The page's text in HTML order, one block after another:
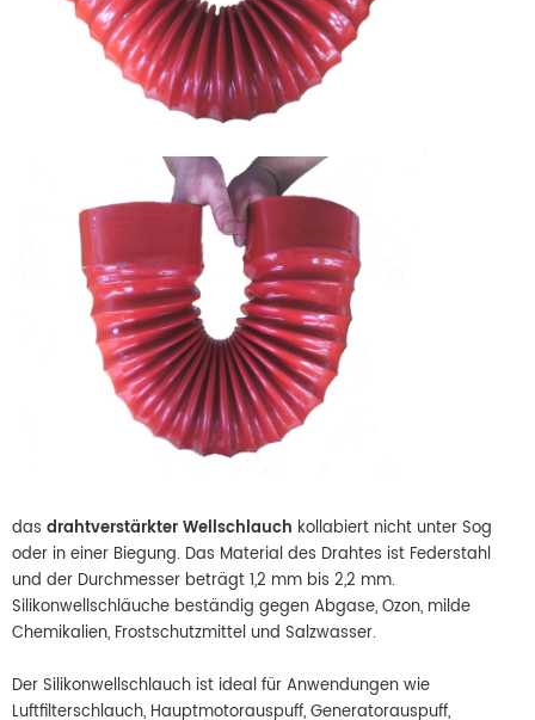
das drahtverstärkter Wellschlauch kollabiert nicht unter Sog
oder in einer Biegung. Das Material des Drahtes ist Federstahl
und der Durchmesser beträgt 1,2 mm bis 2,2 mm.
Silikonwellschläuche beständig gegen Abgase, Ozon, milde
Chemikalien, Frostschutzmittel und Salzwasser.
Der Silikonwellschlauch ist ideal für Anwendungen wie
Luftfilterschlauch, Hauptmotorauspuff, Generatorauspuff,